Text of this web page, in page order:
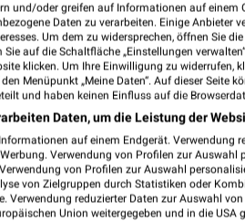
Nutze weekli auch mobil –
und/oder greifen auf Informationen auf einem
Daten zu verarbeiten. Einige Anbieter
Um dem zu widersprechen, öffnen Sie
auf die Schaltfläche „Einstellungen
klicken. Um Ihre Einwilligung zu widerrufen,
Menüpunkt „Meine Daten“. Auf dieser Seite
und haben keinen Einfluss auf die
Daten, um die Leistung der
auf einem Endgerät. Verwendung
Verwendung von Profilen zur Auswahl
von Profilen zur Auswahl
von Zielgruppen durch Statistiken oder
Verwendung reduzierter Daten zur Auswahl
Union weitergegeben und in die USA